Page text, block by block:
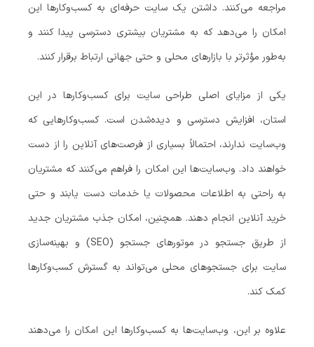
مراجعه می‌کنند. داشتن یک سایت حرفه‌ای به کسب‌وکارها این
امکان را می‌دهد که به مشتریان بیشتری دسترسی پیدا کنند و
به‌طور مؤثرتر با بازارهای محلی و حتی جهانی ارتباط برقرار کنند.
یکی از مزایای اصلی طراحی سایت برای کسب‌وکارها در این
استان، افزایش دسترسی و دیده‌شدن است. کسب‌وکارهایی که
وب‌سایت ندارند، احتمالاً بسیاری از فرصت‌های آنلاین را از دست
خواهند داد. وب‌سایت‌ها این امکان را فراهم می‌کنند که مشتریان
به راحتی به اطلاعات محصولات یا خدمات دست یابند و حتی
خرید آنلاین انجام دهند. همچنین، امکان جذب مشتریان جدید
از طریق جستجو در موتورهای جستجو (SEO) و بهینه‌سازی
سایت برای جستجوهای محلی می‌تواند به گسترش کسب‌وکارها
کمک کند.
علاوه بر این، وب‌سایت‌ها به کسب‌وکارها این امکان را می‌دهند